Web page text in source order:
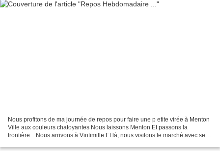
Nous profitons de ma journée de repos pour faire une p etite virée à Menton
Ville aux couleurs chatoyantes Nous laissons Menton Et passons la
frontière... Nous arrivons à Vintimille Et là, nous visitons le marché avec ses